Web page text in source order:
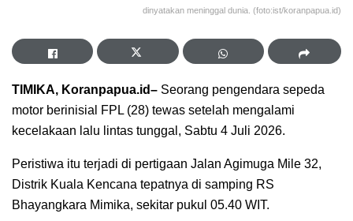
dinyatakan meninggal dunia. (foto:ist/koranpapua.id)
TIMIKA, Koranpapua.id– Seorang pengendara sepeda
motor berinisial FPL (28) tewas setelah mengalami
kecelakaan lalu lintas tunggal, Sabtu 4 Juli 2026.
Peristiwa itu terjadi di pertigaan Jalan Agimuga Mile 32,
Distrik Kuala Kencana tepatnya di samping RS
Bhayangkara Mimika, sekitar pukul 05.40 WIT.